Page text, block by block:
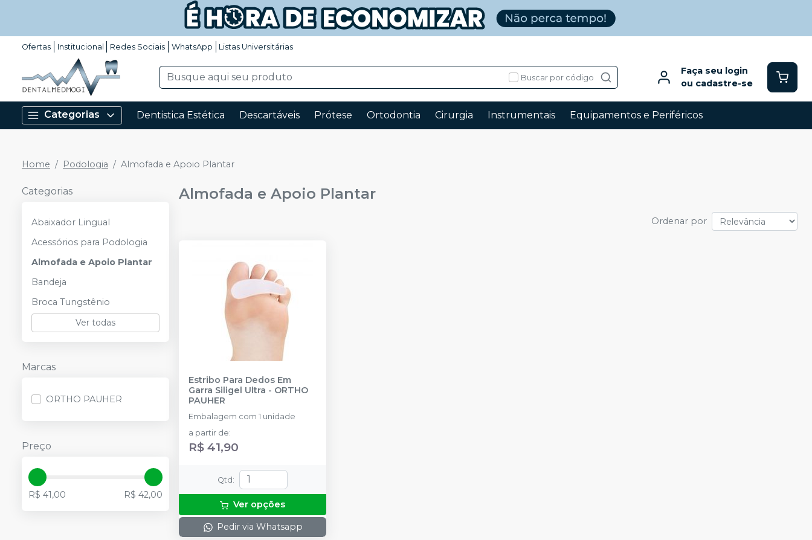
Ofertas Institucional Redes Sociais WhatsApp Listas Universitárias
Buscar por código
Faça seu login
ou cadastre-se
Categorias Dentistica Estética Descartáveis Prótese Ortodontia Cirurgia Instrumentais Equipamentos e Periféricos
Home Podologia Almofada e Apoio Plantar
Categorias
Abaixador Lingual
Acessórios para Podologia
Almofada e Apoio Plantar
Bandeja
Broca Tungstênio
Ver todas
Marcas
ORTHO PAUHER
Preço
R$ 41,00 R$ 42,00
Almofada e Apoio Plantar
Ordenar por
Estribo Para Dedos Em
Garra Siligel Ultra - ORTHO
PAUHER
Embalagem com 1 unidade
a partir de:
R$ 41,90
Qtd:
Ver opções
Pedir via Whatsapp